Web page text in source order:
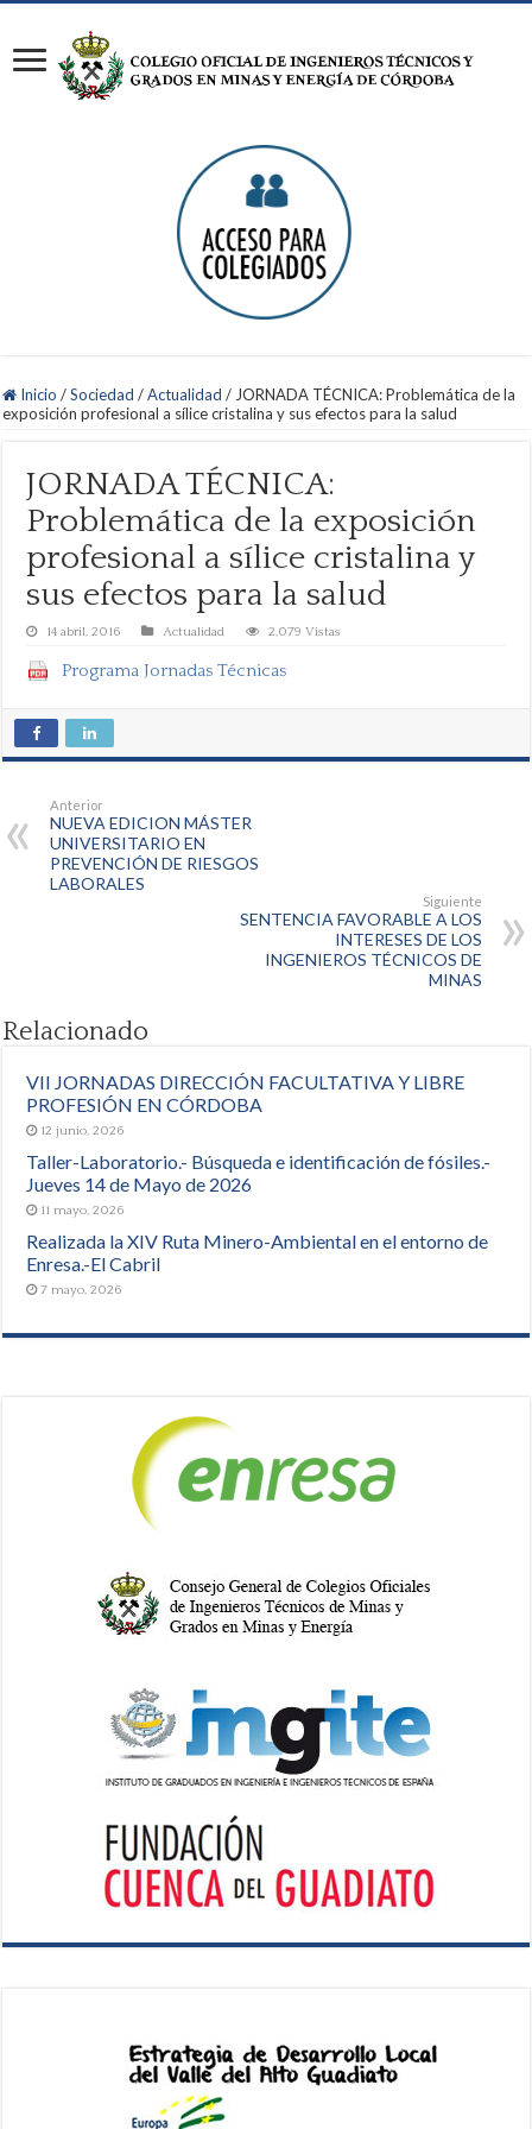
Inicio / Sociedad / Actualidad / JORNADA TÉCNICA: Problemática de la
exposición profesional a sílice cristalina y sus efectos para la salud
JORNADA TÉCNICA:
Problemática de la exposición
profesional a sílice cristalina y
sus efectos para la salud
14 abril, 2016 Actualidad 2,079 Vistas
Programa Jornadas Técnicas
Anterior
NUEVA EDICION MÁSTER
UNIVERSITARIO EN
PREVENCIÓN DE RIESGOS
LABORALES
Siguiente
SENTENCIA FAVORABLE A LOS
INTERESES DE LOS
INGENIEROS TÉCNICOS DE
MINAS
Relacionado
VII JORNADAS DIRECCIÓN FACULTATIVA Y LIBRE
PROFESIÓN EN CÓRDOBA
12 junio, 2026
Taller-Laboratorio.- Búsqueda e identificación de fósiles.-
Jueves 14 de Mayo de 2026
11 mayo, 2026
Realizada la XIV Ruta Minero-Ambiental en el entorno de
Enresa.-El Cabril
7 mayo, 2026